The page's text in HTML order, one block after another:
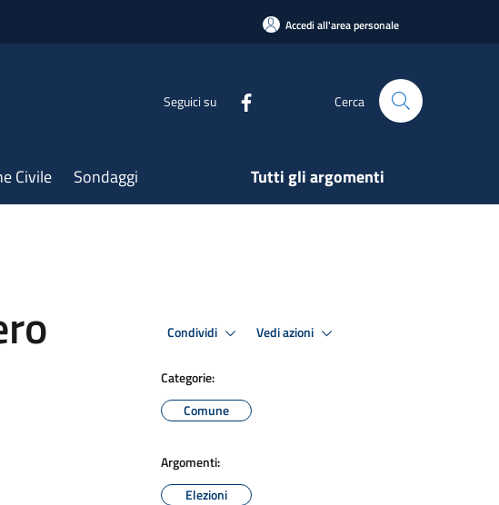
Accedi all'area personale
Seguici su Cerca
Civile Sondaggi Tutti gli argomenti
Condividi Vedi azioni
Categorie:
Comune
Argomenti:
Elezioni